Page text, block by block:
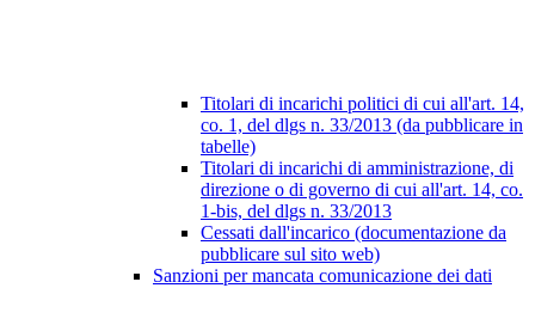
Titolari di incarichi politici di cui all'art. 14,
co. 1, del dlgs n. 33/2013 (da pubblicare in
tabelle)
Titolari di incarichi di amministrazione, di
direzione o di governo di cui all'art. 14, co.
1-bis, del dlgs n. 33/2013
Cessati dall'incarico (documentazione da
pubblicare sul sito web)
Sanzioni per mancata comunicazione dei dati